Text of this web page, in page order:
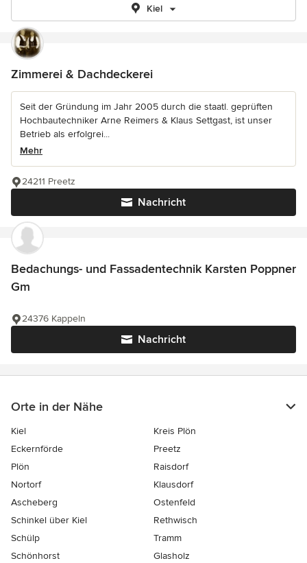
Kiel
Zimmerei & Dachdeckerei
Seit der Gründung im Jahr 2005 durch die staatl. geprüften
Hochbautechniker Arne Reimers & Klaus Settgast, ist unser
Betrieb als erfolgrei...
Mehr
Nachricht
24211 Preetz
Bedachungs- und Fassadentechnik Karsten Poppner
Gm
Nachricht
24376 Kappeln
Orte in der Nähe
Kiel
Kreis Plön
Eckernförde
Preetz
Plön
Raisdorf
Nortorf
Klausdorf
Ascheberg
Ostenfeld
Schinkel über Kiel
Rethwisch
Schülp
Tramm
Schönhorst
Glasholz